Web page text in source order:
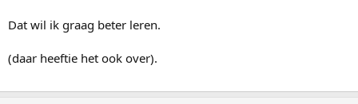
Dat wil ik graag beter leren.
(daar heeftie het ook over).